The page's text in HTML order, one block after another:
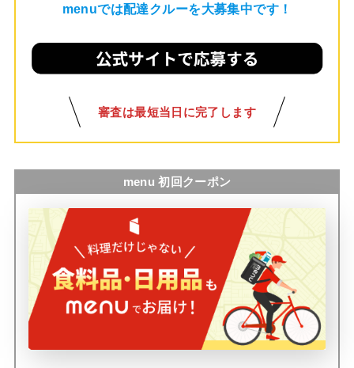
menuでは配達クルーを大募集中です！
審査は最短当日に完了します
menu 初回クーポン